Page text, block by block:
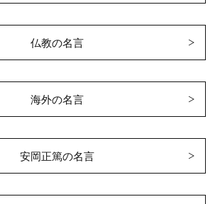
仏教の名言
海外の名言
安岡正篤の名言